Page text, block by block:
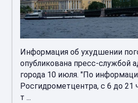
Информация об ухудшении
опубликована пресс-службой
города 10 июля. "По
Росгидрометцентра, с 6 до 21
т ...